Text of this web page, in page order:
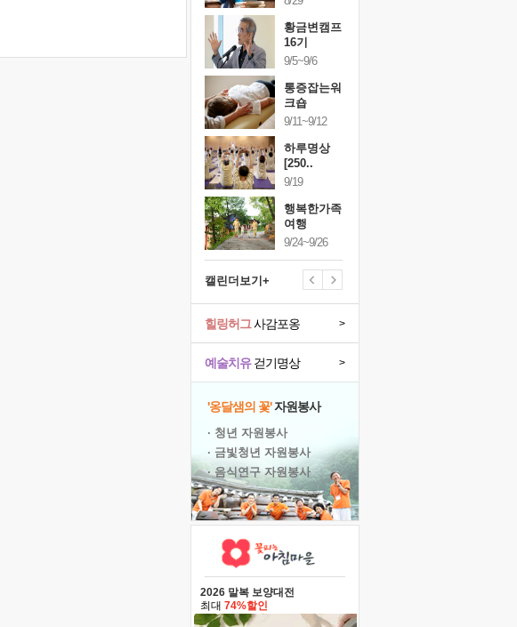
11/7~11/8
황금변캠프
16기
9/5~9/6
통증잡는워
크숍
9/11~9/12
하루명상
[250..
9/19
행복한가족
여행
9/24~9/26
캘린더보기+
예술치유걷기명상 >
힐링허그사감포옹 >
'옹달샘의 꽃'자원봉사
· 청년 자원봉사
· 금빛청년 자원봉사
· 음식연구 자원봉사
2026 말복 보양대전
최대 74%할인